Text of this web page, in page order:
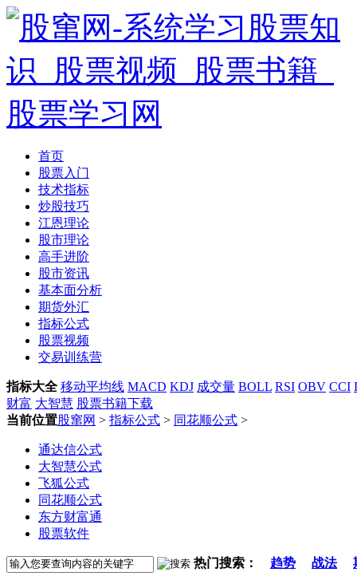
首页
股票入门
技术指标
炒股技巧
江恩理论
股市理论
高手进阶
股市资讯
基本面分析
期货外汇
指标公式
股票视频
交易训练营
指标大全 移动平均线 MACD KDJ 成交量 BOLL RSI OBV CCI
财富 大智慧 股票书籍下载
当前位置股窜网 > 指标公式 > 同花顺公式 >
通达信公式
大智慧公式
飞狐公式
同花顺公式
东方财富通
股票软件
热门搜索： 趋势 战法